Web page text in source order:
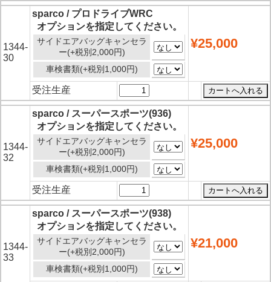
1344-
30
sparco / プロドライブWRC
オプションを指定してください。
サイドエアバッグキャンセラ
ー(+税別2,000円)
車検書類(+税別1,000円)
¥25,000
受注生産
1344-
32
sparco / スーパースポーツ(936)
オプションを指定してください。
サイドエアバッグキャンセラ
ー(+税別2,000円)
車検書類(+税別1,000円)
¥25,000
受注生産
1344-
33
sparco / スーパースポーツ(938)
オプションを指定してください。
サイドエアバッグキャンセラ
ー(+税別2,000円)
車検書類(+税別1,000円)
¥21,000